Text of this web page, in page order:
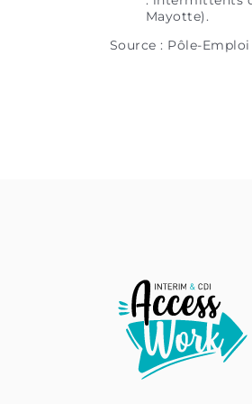
Mayotte).
Source : Pôle-Emploi